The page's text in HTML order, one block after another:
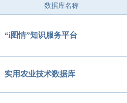
数据库名称
“i图情”知识服务平台
实用农业技术数据库